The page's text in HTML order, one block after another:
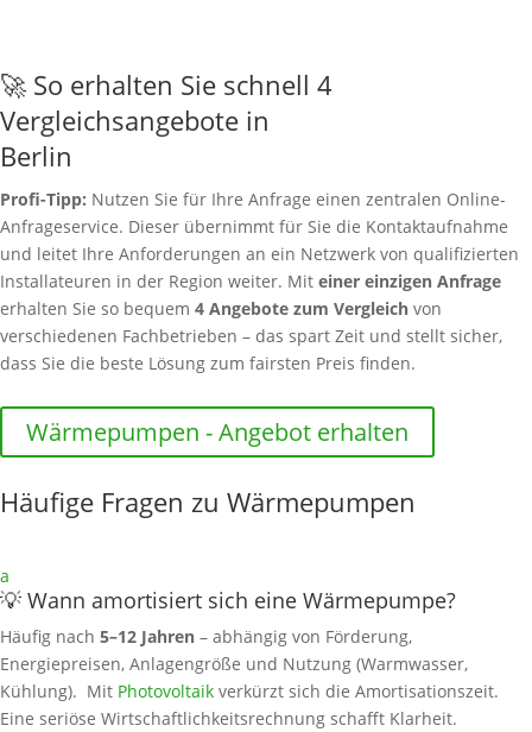
🚀 So erhalten Sie schnell 4
Vergleichsangebote in
Berlin
Profi-Tipp: Nutzen Sie für Ihre Anfrage einen zentralen Online-
Anfrageservice. Dieser übernimmt für Sie die Kontaktaufnahme
und leitet Ihre Anforderungen an ein Netzwerk von qualifizierten
Installateuren in der Region weiter. Mit einer einzigen Anfrage
erhalten Sie so bequem 4 Angebote zum Vergleich von
verschiedenen Fachbetrieben – das spart Zeit und stellt sicher,
dass Sie die beste Lösung zum fairsten Preis finden.
Wärmepumpen - Angebot erhalten
Häufige Fragen zu Wärmepumpen
a
💡 Wann amortisiert sich eine Wärmepumpe?
Häufig nach 5–12 Jahren – abhängig von Förderung,
Energiepreisen, Anlagengröße und Nutzung (Warmwasser,
Kühlung). Mit Photovoltaik verkürzt sich die Amortisationszeit.
Eine seriöse Wirtschaftlichkeitsrechnung schafft Klarheit.